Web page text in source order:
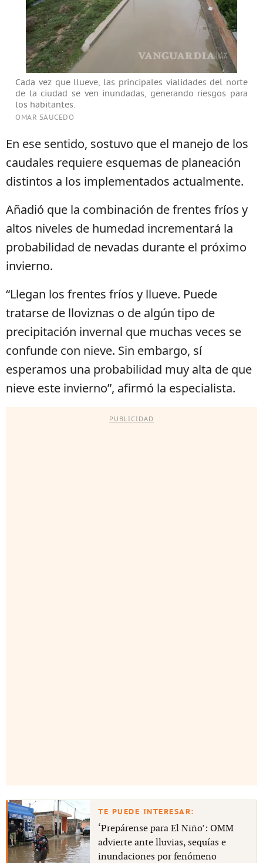
Cada vez que llueve, las principales vialidades del norte
de la ciudad se ven inundadas, generando riesgos para
los habitantes.
OMAR SAUCEDO
En ese sentido, sostuvo que el manejo de los
caudales requiere esquemas de planeación
distintos a los implementados actualmente.
Añadió que la combinación de frentes fríos y
altos niveles de humedad incrementará la
probabilidad de nevadas durante el próximo
invierno.
“Llegan los frentes fríos y llueve. Puede
tratarse de lloviznas o de algún tipo de
precipitación invernal que muchas veces se
confunde con nieve. Sin embargo, sí
esperamos una probabilidad muy alta de que
nieve este invierno”, afirmó la especialista.
PUBLICIDAD
‘Prepárense para El Niño’: OMM
advierte ante lluvias, sequías e
inundaciones por fenómeno